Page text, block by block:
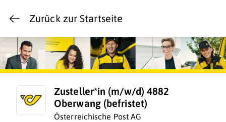
Zurück zur Startseite
Zusteller*in (m/w/d) 4882
Oberwang (befristet)
Österreichische Post AG